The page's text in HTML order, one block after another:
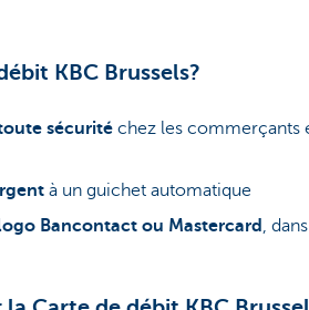
KBC Brussels?
sécurité chez les commerçants
à un guichet automatique
Bancontact ou Mastercard ,